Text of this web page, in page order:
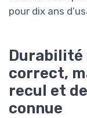
pour dix ans
Durabilité
correct,
recul et
connue